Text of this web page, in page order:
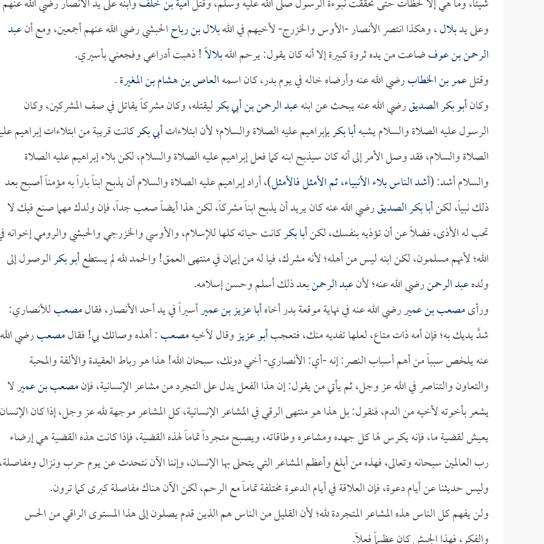
وعلى يدبلال، وهكذا انتصر الأنصار -الأوس والخزرج- لأخيهم في اللهبلال بن رباحالحبشي رضي الله عنهم أجمعين، ومع أنعبد
الرحمن بن عوفضاعت من يده ثروة كبيرة إلا أنه كان يقول: يرحم اللهبلالاً! ذهبت أدراعي وفجعني بأسيري.
وقتلعمر بن الخطابرضي الله عنه وأرضاه خاله في يوم بدر، كان اسمهالعاص بن هشام بن المغيرة.
وكانأبو بكر الصديقرضي الله عنه يبحث عن ابنهعبد الرحمن بن أبي بكرليقتله، وكان مشركاً يقاتل في صف المشركين، وكان
الرسول عليه الصلاة والسلام يشبهأبا بكربإبراهيم عليه الصلاة والسلام؛ لأن ابتلاءاتأبي بكركانت قريبة من ابتلاءات إبراهيم
الصلاة والسلام، فقد وصل الأمر إلى أنه كان سيذبح ابنه كما فعل إبراهيم عليه الصلاة والسلام، لكن بلاء إبراهيم عليه الصلاة
والسلام أشد: (أشد الناس بلاء الأنبياء، ثم الأمثل فالأمثل)، أراد إبراهيم عليه الصلاة والسلام أن يذبح ابناً باراً به مؤمناً أصبح بعد
ذلك نبياً، لكنأبا بكر الصديقرضي الله عنه كان يريد أن يذبح ابناً مشركاً، لكن هذا أيضاً صعب جداً، فإن ولدك مهما صنع فيك لا
تحب له الأذى، فضلاً عن أن تؤذيه بنفسك، لكنأبا بكركانت حياته كلها للإسلام، والأوسي والخزرجي والحبشي والرومي إخوانه
الله؛ لأنهم مسلمون، لكن ابنه ليس من أهله؛ لأنه مشرك، فيا له من إيمان في منتهى العمق! والحمد لله لم يستطعأبو بكرالوصول إلى
ولدهعبد الرحمنرضي الله عنه؛ لأنعبد الرحمنبعد ذلك أسلم وحسن إسلامه.
ورأىمصعب بن عميررضي الله عنه في نهاية موقعة بدر أخاهأبا عزيز بن عميرأسيراً في يد أحد الأنصار، فقالمصعبللأنصاري:
شدَّ يديك به؛ فإن أمه ذات متاع، لعلها تفديه منك، فتعجبأبو عزيزوقال لأخيهمصعب: أهذه وصاتك بي! فقالمصعبرضي الله
عنه يلخص سبباً من أهم أسباب النصر: إنه -أي: الأنصاري- أخي دونك، سبحان الله! هذا هو رباط العقيدة والألفة والمحبة
والتعاون والتناصر في الله عز وجل، ثم يأتي من يقول: إن هذا الفعل يدل على التجرد من مشاعر الإنسانية، فإنمصعب بن عميرلا
يشعر بأخوته لأخيه من الدم، فنقول: بل هذا هو منتهى الرقي في المشاعر الإنسانية، كل المشاعر موجهة لله عز وجل، إذا كان
يعيش لقضية ما، فإنه يكرس لها كل جهده ومشاعره وطاقاته، ويصبح متجرداً تماماً لهذه القضية، فإذا كانت هذه القضية هي إرضاء
رب العالمين سبحانه وتعالى، فهذه من أبلغ وأعظم المشاعر التي يتحلى بها الإنسان، وإننا الآن نتحدث عن يوم حرب ونزال
وليس حديثنا عن أيام دعوة، فإن العلاقة في أيام الدعوة مختلفة تماماً مع الرحم، لكن الآن هناك مفاصلة كبرى كما ترون.
ولن يفهم كل الناس هذه المشاعر المتجردة لله؛ لأن القليل من الناس هم الذين قدم يصلون إلى هذا المستوى الراقي من الحس